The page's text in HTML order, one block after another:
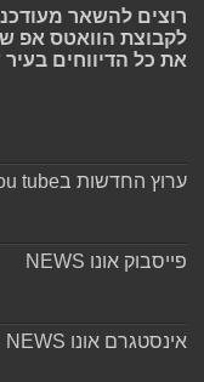
רוצים להשאר
לקבוצת הוואטס אפ
את כל הדיווחים
ערוץ החדשות בyou tube
פייסבוק אונו NEWS
אינסטגרם אונו NEWS